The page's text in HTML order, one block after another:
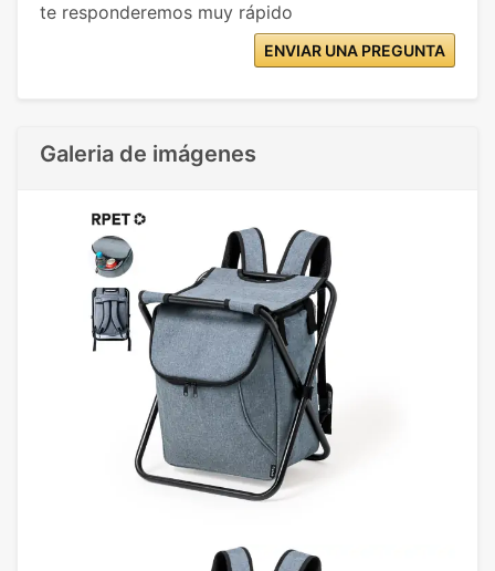
te responderemos muy rápido
ENVIAR UNA PREGUNTA
Galeria de imágenes